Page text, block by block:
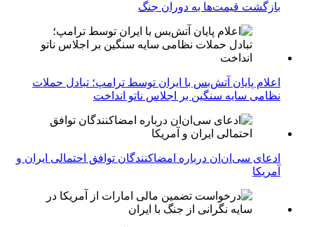
بازگشت قیمت‌ها به دوران جنگ
اعلام پایان آتش‌بس با ایران توسط ترامپ؛ تبادل حملات
نظامی سایه سنگین بر اجلاس ناتو انداخت
ادعای سی‌ان‌ان درباره امضاکنندگان توافق احتمالی ایران و
آمریکا